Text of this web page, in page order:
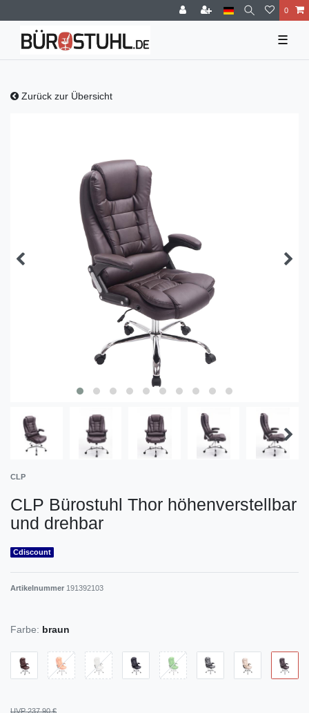
0
☰
Zurück zur Übersicht
CLP
CLP Bürostuhl Thor höhenverstellbar
und drehbar
Cdiscount
Artikelnummer 191392103
Farbe: braun
UVP 237,90 €